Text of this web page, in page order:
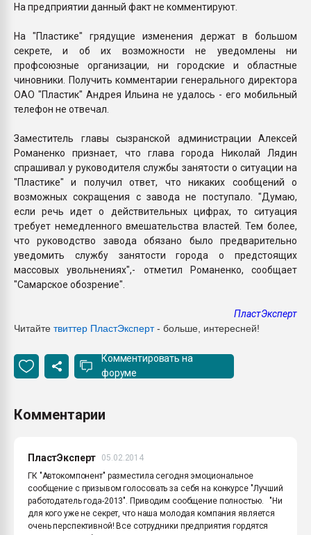
На предприятии данный факт не комментируют.
На "Пластике" грядущие изменения держат в большом
секрете, и об их возможности не уведомлены ни
профсоюзные организации, ни городские и областные
чиновники. Получить комментарии генерального директора
ОАО "Пластик" Андрея Ильина не удалось - его мобильный
телефон не отвечал.
Заместитель главы сызранской администрации Алексей
Романенко признает, что глава города Николай Лядин
спрашивал у руководителя службы занятости о ситуации на
"Пластике" и получил ответ, что никаких сообщений о
возможных сокращения с завода не поступало. "Думаю,
если речь идет о действительных цифрах, то ситуация
требует немедленного вмешательства властей. Тем более,
что руководство завода обязано было предварительно
уведомить службу занятости города о предстоящих
массовых увольнениях",- отметил Романенко, сообщает
"Самарское обозрение".
ПластЭксперт
Читайте твиттер ПластЭксперт- больше, интересней!
Комментировать на
форуме
Комментарии
ПластЭксперт
05.02.2014
ГК "Автокомпонент" разместила сегодня эмоциональное
сообщение с призывом голосовать за себя на конкурсе "Лучший
работодатель года-2013". Приводим сообщение полностью. "Ни
для кого уже не секрет, что наша молодая компания является
очень перспективной! Все сотрудники предприятия гордятся